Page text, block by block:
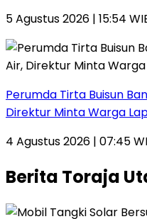
5 Agustus 2026 | 15:54
Perumda Tirta Buisun
Direktur Minta Warga
4 Agustus 2026 | 07:45
Berita Toraja